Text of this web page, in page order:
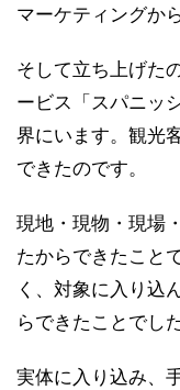
マーケティングか
そして立ち上げた
ービス「スパニッ
界にいます。観光
できたのです。
現地・現物・現場
たからできたこと
く、対象に入り込
らできたことでした
実体に入り込み、